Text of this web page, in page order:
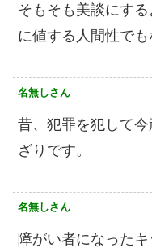
そもそも美談にす
に値する人間性でも
名無しさん
昔、犯罪を犯して
ざりです。
名無しさん
障がい者になった